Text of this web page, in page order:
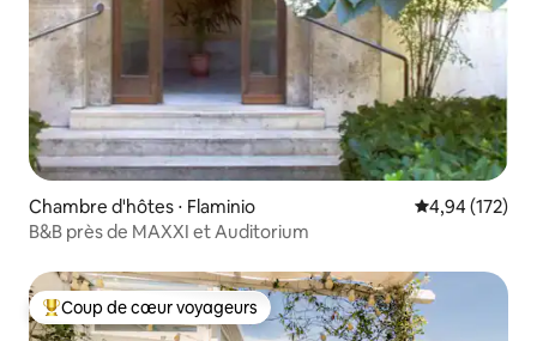
Chambre d'hôtes ⋅ Flaminio Évaluation
4,94 (172)
B&B près de MAXXI et Auditorium
Coups de cœur voyageurs les plus appréciés
Coup de cœur voyageurs